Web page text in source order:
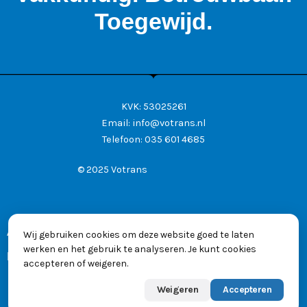
Toegewijd.
KVK: 53025261
Email: info@votrans.nl
Telefoon: 035 601 4685
© 2025 Votrans
Algemene voorwaarden
Privacyverklaring
Wij gebruiken cookies om deze website goed te laten
werken en het gebruik te analyseren. Je kunt cookies
accepteren of weigeren.
Weigeren Accepteren